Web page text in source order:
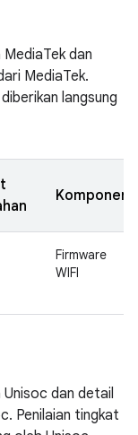
dan
MediaTek.
langsung
Komponen
Firmware
WIFI
dan detail
Penilaian tingkat